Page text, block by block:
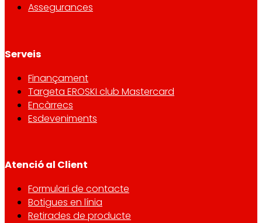
Assegurances
Serveis
Finançament
Targeta EROSKI club Mastercard
Encàrrecs
Esdeveniments
Atenció al Client
Formulari de contacte
Botigues en línia
Retirades de producte